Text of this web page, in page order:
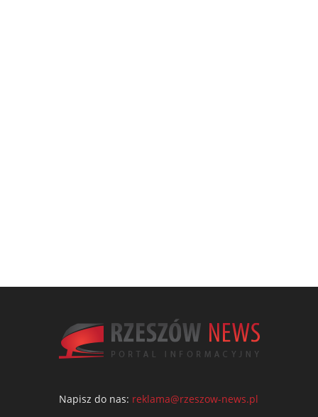
Napisz do nas: reklama@rzeszow-news.pl